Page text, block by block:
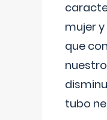
mujer
que
tubo